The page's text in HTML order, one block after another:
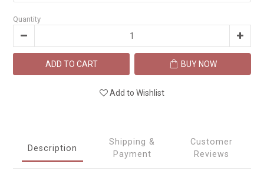
Quantity
ADD TO CART BUY NOW
Add to Wishlist
Description
Shipping &
Payment
Customer
Reviews